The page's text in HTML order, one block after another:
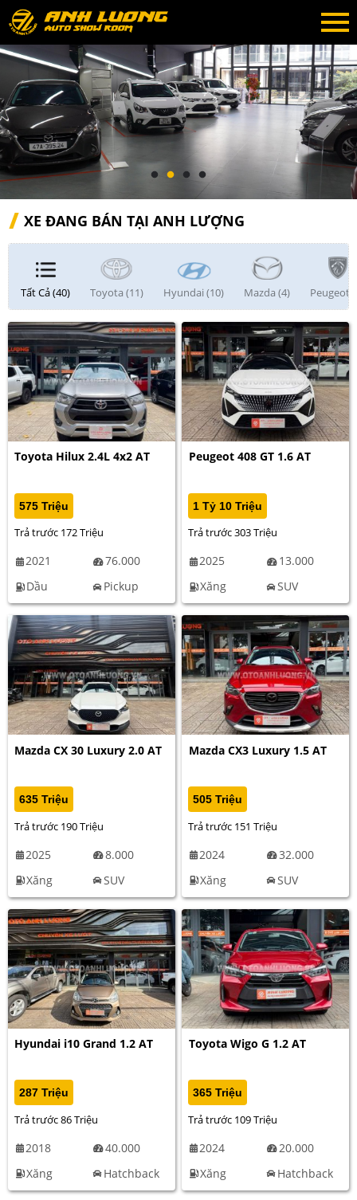
XE ĐANG BÁN TẠI ANH LƯỢNG
Tất Cả (40) Toyota (11) Hyundai (10) Mazda (4) Peugeot
Toyota Hilux 2.4L 4x2 AT
575 Triệu
Trả trước 172 Triệu
2021
76.000
Dầu
Pickup
Peugeot 408 GT 1.6 AT
1 Tỷ 10 Triệu
Trả trước 303 Triệu
2025
13.000
Xăng
SUV
Mazda CX 30 Luxury 2.0 AT
635 Triệu
Trả trước 190 Triệu
2025
8.000
Xăng
SUV
Mazda CX3 Luxury 1.5 AT
505 Triệu
Trả trước 151 Triệu
2024
32.000
Xăng
SUV
Hyundai i10 Grand 1.2 AT
287 Triệu
Trả trước 86 Triệu
2018
40.000
Xăng
Hatchback
Toyota Wigo G 1.2 AT
365 Triệu
Trả trước 109 Triệu
2024
20.000
Xăng
Hatchback